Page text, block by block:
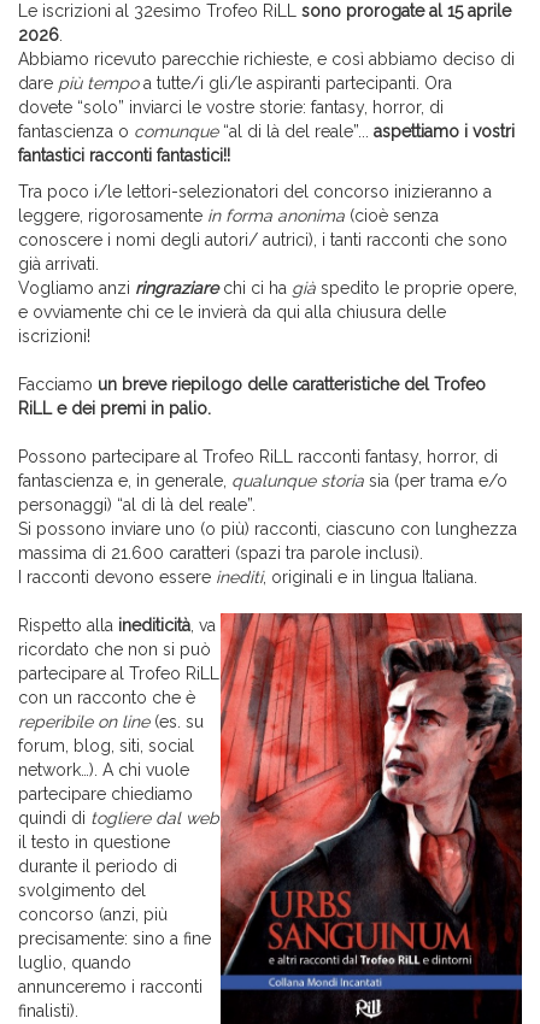
Le iscrizioni al 32esimo Trofeo RiLL sono prorogate al 15 aprile
2026
Abbiamo ricevuto parecchie richieste, e così abbiamo deciso di
dare più tempoa tutte/i gli/le aspiranti partecipanti. Ora
dovete “solo” inviarci le vostre storie: fantasy, horror, di
fantascienza o comunque“al di là del reale”... aspettiamo i vostri
fantastici racconti fantastici!!
Tra poco i/le lettori-selezionatori del concorso inizieranno a
leggere, rigorosamente in forma anonima (cioè senza
conoscere i nomi degli autori/ autrici), i tanti racconti che sono
già arrivati.
Vogliamo anzi ringraziarechi ci ha già spedito le proprie opere,
e ovviamente chi ce le invierà da qui alla chiusura delle
iscrizioni!
Facciamo un breve riepilogo delle caratteristiche del Trofeo
RiLL e dei premi in palio.
Possono partecipare al Trofeo RiLL racconti fantasy, horror, di
fantascienza e, in generale, qualunque storia sia (per trama e/o
personaggi) “al di là del reale”.
Si possono inviare uno (o più) racconti, ciascuno con lunghezza
massima di 21.600 caratteri (spazi tra parole inclusi).
I racconti devono essere inediti, originali e in lingua Italiana.
Rispetto alla inediticità , va
ricordato che non si può
partecipare al Trofeo RiLL
con un racconto che è
reperibile on line(es. su
forum, blog, siti, social
network…). A chi vuole
partecipare chiediamo
quindi di togliere dal web
il testo in questione
durante il periodo di
svolgimento del
concorso (anzi, più
precisamente: sino a fine
luglio, quando
annunceremo i racconti
finalisti).